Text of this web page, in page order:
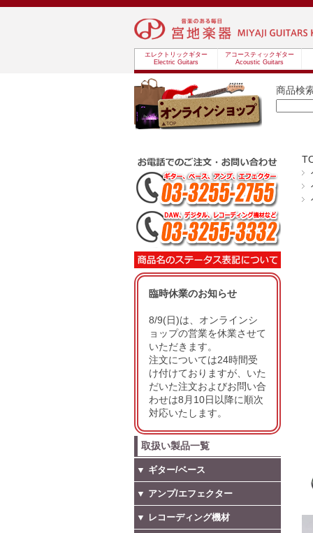
エレクトリックギター
Electric Guitars
アコースティックギター
Acoustic Guitars
商品検
臨時休業のお知らせ
8/9(日)は、オンラインシ
ョップの営業を休業させて
いただきます。
注文については24時間受
け付けておりますが、いた
だいた注文およびお問い合
わせは8月10日以降に順次
対応いたします。
取扱い製品一覧
▼ ギター/ベース
▼ アンプ/エフェクター
▼ レコーディング機材